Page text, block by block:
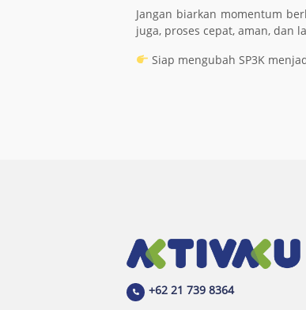
Jangan biarkan momentum
juga, proses cepat, aman, dan
Siap mengubah SP3K
+62 21 739 8364